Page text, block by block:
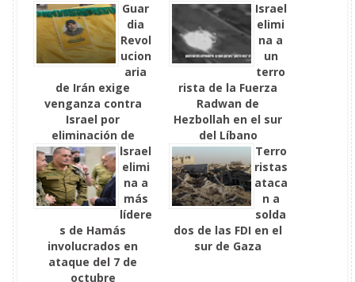
Guar
dia
Revol
ucion
aria
de Irán exige
venganza contra
Israel por
eliminación de
Tabatabai
Israel
elimi
na a
un
terro
rista de la Fuerza
Radwan de
Hezbollah en el sur
del Líbano
Israel
elimi
na a
más
lídere
s de Hamás
involucrados en
ataque del 7 de
octubre
Terro
ristas
ataca
n a
solda
dos de las FDI en el
sur de Gaza